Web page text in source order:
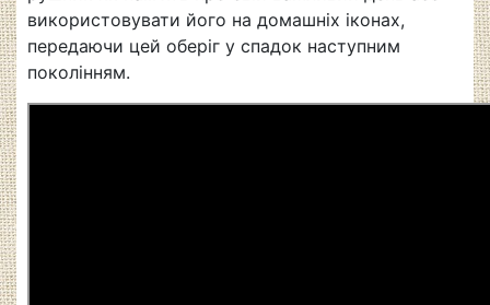
використовувати його на домашніх іконах,
передаючи цей оберіг у спадок наступним
поколінням.